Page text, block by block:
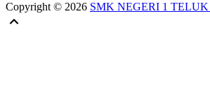
Copyright © 2026 SMK NEGERI 1